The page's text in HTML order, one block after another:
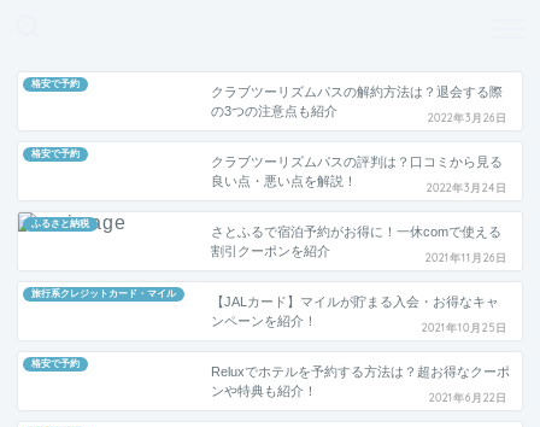
格安で予約
クラブツーリズムパスの解約方法は？退会する際
の3つの注意点も紹介
2022年3月26日
格安で予約
クラブツーリズムパスの評判は？口コミから見る
良い点・悪い点を解説！
2022年3月24日
ふるさと納税
さとふるで宿泊予約がお得に！一休comで使える
割引クーポンを紹介
2021年11月26日
旅行系クレジットカード・マイル
【JALカード】マイルが貯まる入会・お得なキャ
ンペーンを紹介！
2021年10月25日
格安で予約
Reluxでホテルを予約する方法は？超お得なクーポ
ンや特典も紹介！
2021年6月22日